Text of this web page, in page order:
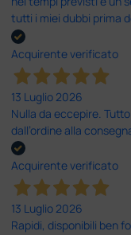
tutti i miei dubbi prima
Acquirente verificato
13 Luglio 2026
Nulla da eccepire.
dall’ordine alla
Acquirente verificato
13 Luglio 2026
Rapidi, disponibili ben